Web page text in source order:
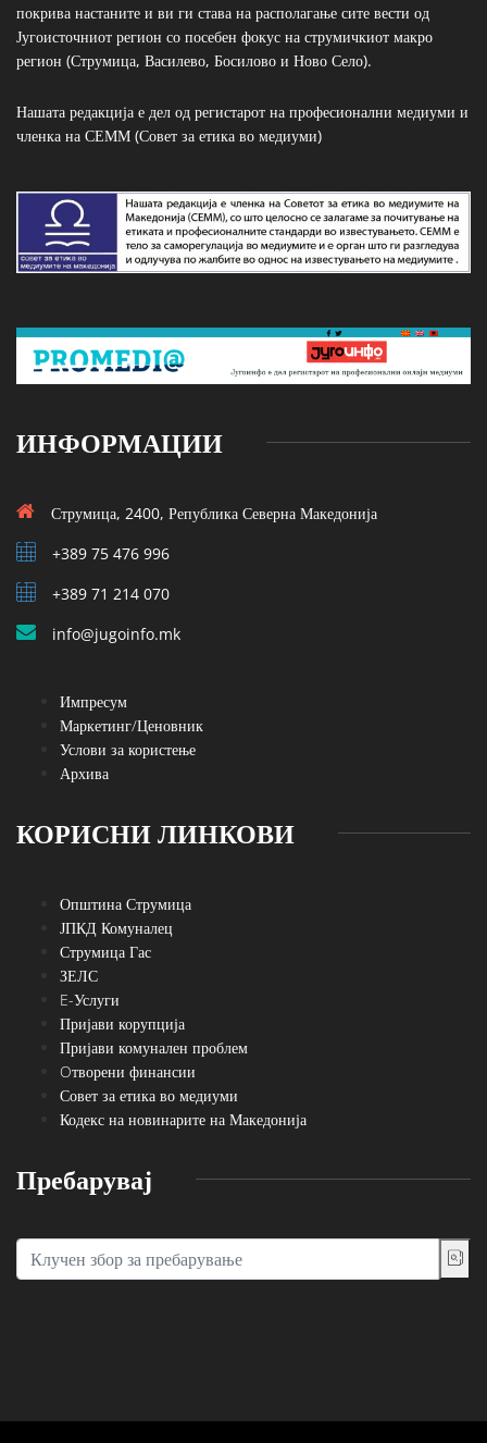
покрива настаните и ви ги става на располагање сите вести од
Југоисточниот регион со посебен фокус на струмичкиот макро
регион (Струмица, Василево, Босилово и Ново Село).
Нашата редакција е дел од регистарот на професионални медиуми и
членка на СЕММ (Совет за етика во медиуми)
ИНФОРМАЦИИ
Струмица, 2400, Република Северна Македонија
+389 75 476 996
+389 71 214 070
info@jugoinfo.mk
Импресум
Маркетинг/Ценовник
Услови за користење
Архива
КОРИСНИ ЛИНКОВИ
Општина Струмица
ЈПКД Комуналец
Струмица Гас
ЗЕЛС
E-Услуги
Пријави корупција
Пријави комунален проблем
Oтворени финансии
Совет за етика во медиуми
Кодекс на новинарите на Македонија
Пребарувај